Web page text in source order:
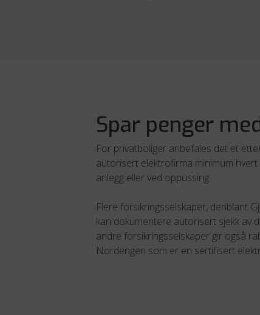
Spar penger
For privatboliger anbefales det et
autorisert elektrofirma minimum
anlegg eller ved oppussing.
Flere forsikringsselskaper, deriblant
kan dokumentere autorisert sjekk av
andre forsikringsselskaper gir også
Nordengen som er en sertifisert